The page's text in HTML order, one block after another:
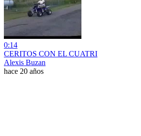
0:14
CERITOS CON EL CUATRI
Alexis Buzan
hace 20 años